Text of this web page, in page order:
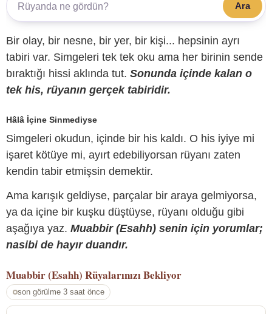
Ara
Bir olay, bir nesne, bir yer, bir kişi... hepsinin ayrı
tabiri var. Simgeleri tek tek oku ama her birinin sende
bıraktığı hissi aklında tut. Sonunda içinde kalan o
tek his, rüyanın gerçek tabiridir.
Hâlâ İçine Sinmediyse
Simgeleri okudun, içinde bir his kaldı. O his iyiye mi
işaret kötüye mi, ayırt edebiliyorsan rüyanı zaten
kendin tabir etmişsin demektir.
Ama karışık geldiyse, parçalar bir araya gelmiyorsa,
ya da içine bir kuşku düştüyse, rüyanı olduğu gibi
aşağıya yaz. Muabbir (Esahh) senin için yorumlar;
nasibi de hayır duandır.
Muabbir (Esahh) Rüyalarınızı Bekliyor
son görülme 3 saat önce